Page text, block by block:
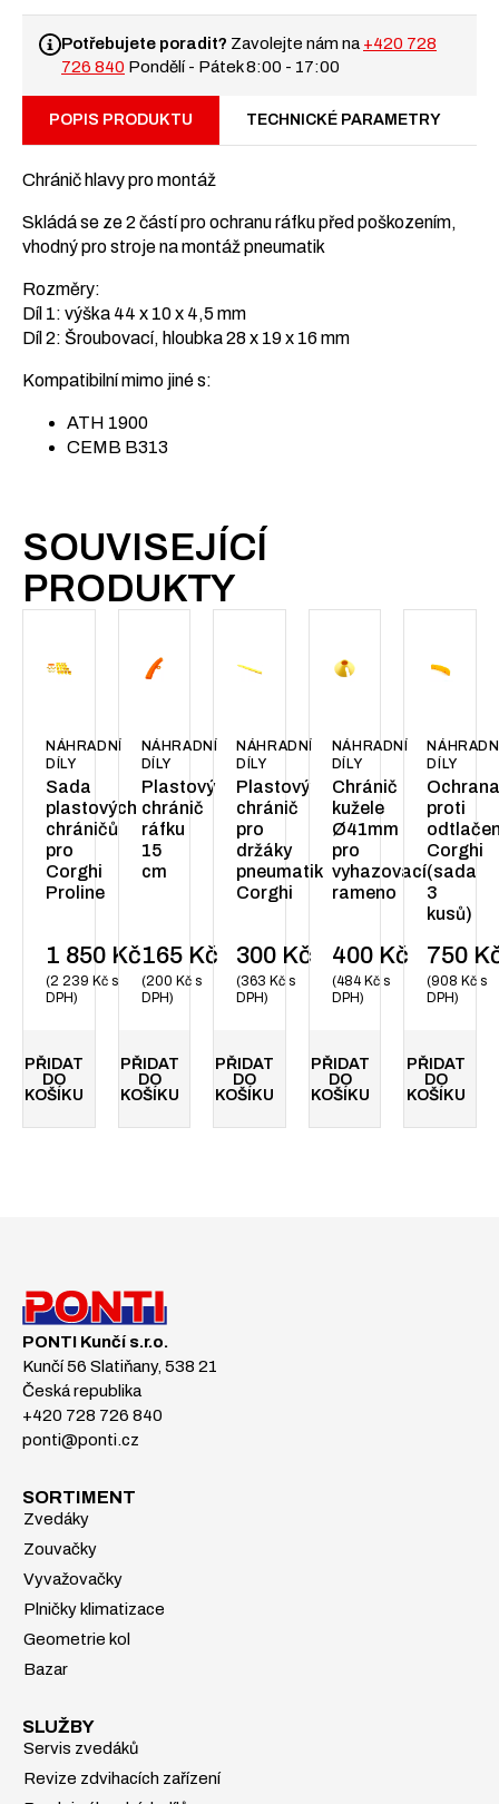
montáž
pneumatik
množství
Potřebujete poradit? Zavolejte nám na +420 728
726 840 Pondělí - Pátek 8:00 - 17:00
POPIS PRODUKTU TECHNICKÉ PARAMETRY
Chránič hlavy pro montáž
Skládá se ze 2 částí pro ochranu ráfku před poškozením,
vhodný pro stroje na montáž pneumatik
Rozměry:
Díl 1: výška 44 x 10 x 4,5 mm
Díl 2: Šroubovací, hloubka 28 x 19 x 16 mm
Kompatibilní mimo jiné s:
ATH 1900
CEMB B313
SOUVISEJÍCÍ
PRODUKTY
NÁHRADNÍ
DÍLY
Sada
plastových
chráničů
pro
Corghi
Proline
1 850 Kč
2 239 Kč s
DPH
PŘIDAT
DO
KOŠÍKU
NÁHRADNÍ
DÍLY
Plastový
chránič
ráfku
15
cm
165 Kč
200 Kčs
DPH
PŘIDAT
DO
KOŠÍKU
NÁHRADNÍ
DÍLY
Plastový
chránič
pro
držáky
pneumatik
Corghi
300 Kč
363Kč s
DPH
PŘIDAT
DO
KOŠÍKU
NÁHRADNÍ
DÍLY
Chránič
kužele
Ø41mm
pro
vyhazovací
rameno
400 Kč
484 Kčs
DPH
PŘIDAT
DO
KOŠÍKU
DÍLY
proti
Corghi
(sada
3
kusů)
750
908Kč s
DPH
PŘIDAT
DO
KOŠÍKU
PONTI Kunčí s.r.o.
Kunčí 56 Slatiňany, 538 21
Česká republika
+420 728 726 840
ponti@ponti.cz
SORTIMENT
Zvedáky
Zouvačky
Vyvažovačky
Plničky klimatizace
Geometrie kol
Bazar
SLUŽBY
Servis zvedáků
Revize zdvihacích zařízení